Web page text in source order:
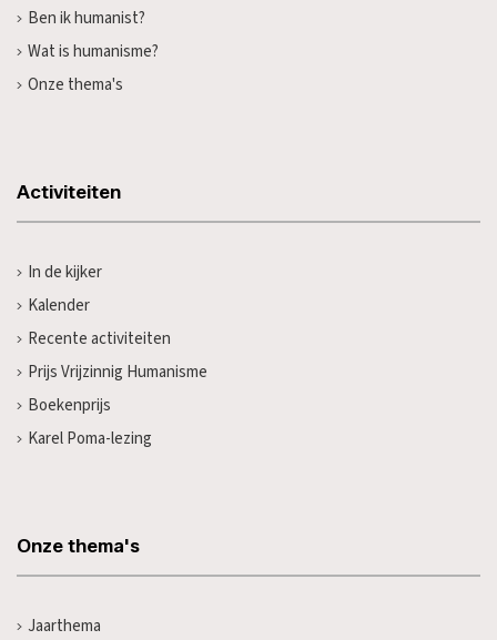
Ben ik humanist?
Wat is humanisme?
Onze thema's
Activiteiten
In de kijker
Kalender
Recente activiteiten
Prijs Vrijzinnig Humanisme
Boekenprijs
Karel Poma-lezing
Onze thema's
Jaarthema